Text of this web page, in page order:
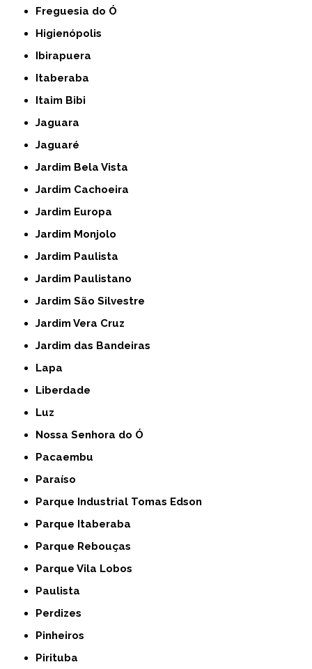
Freguesia do Ó
Higienópolis
Ibirapuera
Itaberaba
Itaim Bibi
Jaguara
Jaguaré
Jardim Bela Vista
Jardim Cachoeira
Jardim Europa
Jardim Monjolo
Jardim Paulista
Jardim Paulistano
Jardim São Silvestre
Jardim Vera Cruz
Jardim das Bandeiras
Lapa
Liberdade
Luz
Nossa Senhora do Ó
Pacaembu
Paraíso
Parque Industrial Tomas Edson
Parque Itaberaba
Parque Rebouças
Parque Vila Lobos
Paulista
Perdizes
Pinheiros
Pirituba